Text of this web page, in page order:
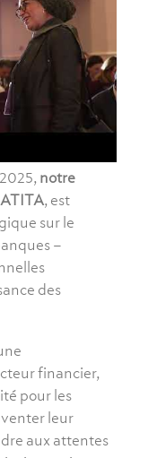
notre
, est
sur le
–
des
financier,
pour les
leur
aux attentes